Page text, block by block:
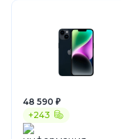
+243
48 590 ₽